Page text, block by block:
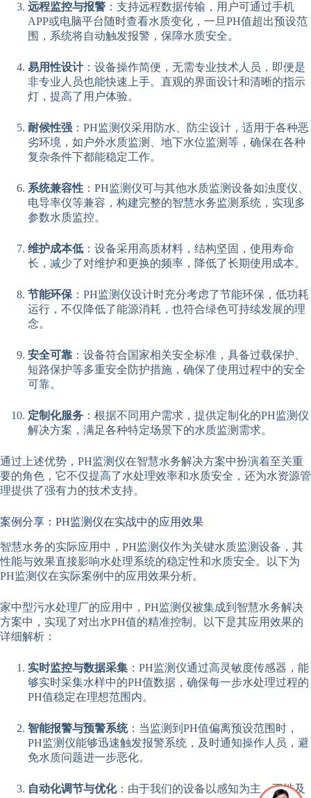
远程监控与报警 ：支持远程数据传输，用户可通过手机
APP或电脑平台随时查看水质变化，一旦PH值超出预设范
围，系统将自动触发报警，保障水质安全。
易用性设计：设备操作简便，无需专业技术人员，即便是
非专业人员也能快速上手。直观的界面设计和清晰的指示
灯，提高了用户体验。
耐候性强 ：PH监测仪采用防水、防尘设计，适用于各种恶
劣环境，如户外水质监测、地下水位监测等，确保在各种
复杂条件下都能稳定工作。
系统兼容性 ：PH监测仪可与其他水质监测设备如浊度仪、
电导率仪等兼容，构建完整的智慧水务监测系统，实现多
参数水质监控。
维护成本低 ：设备采用高质材料，结构坚固，使用寿命
长，减少了对维护和更换的频率，降低了长期使用成本。
节能环保 ：PH监测仪设计时充分考虑了节能环保，低功耗
运行，不仅降低了能源消耗，也符合绿色可持续发展的理
念。
安全可靠 ：设备符合国家相关安全标准，具备过载保护、
短路保护等多重安全防护措施，确保了使用过程中的安全
可靠。
定制化服务 ：根据不同用户需求，提供定制化的PH监测仪
解决方案，满足各种特定场景下的水质监测需求。
通过上述优势，PH监测仪在智慧水务解决方案中扮演着至关重
要的角色，它不仅提高了水处理效率和水质安全，还为水资源管
理提供了强有力的技术支持。
案例分享：PH监测仪在实战中的应用效果
智慧水务的实际应用中，PH监测仪作为关键水质监测设备，其
性能与效果直接影响水处理系统的稳定性和水质安全。以下为
PH监测仪在实际案例中的应用效果分析。
家中型污水处理厂的应用中，PH监测仪被集成到智慧水务解决
方案中，实现了对出水PH值的精准控制。以下是其应用效果的
详细解析：
实时监控与数据采集 ：PH监测仪通过高灵敏度传感器，能
够实时采集水样中的PH值数据，确保每一步水处理过程的
PH值稳定在理想范围内。
智能报警与预警系统：当监测到PH值偏离预设范围时，
PH监测仪能够迅速触发报警系统，及时通知操作人员，避
免水质问题进一步恶化。
自动化调节与优化：由于我们的设备以感知为主，不涉及